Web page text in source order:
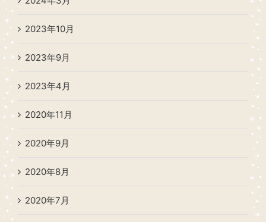
2023年10月
2023年9月
2023年4月
2020年11月
2020年9月
2020年8月
2020年7月